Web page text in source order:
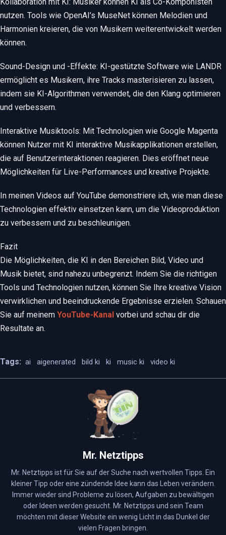
nutzen. Tools wie OpenAI’s MuseNet können Melodien und
Harmonien kreieren, die von Musikern weiterentwickelt werden
können.
Sound-Design und -Effekte: KI-gestützte Software wie LANDR
ermöglicht es Musikern, ihre Tracks masterisieren zu lassen,
indem sie KI-Algorithmen verwendet, die den Klang optimieren
und verbessern.
Interaktive Musiktools: Mit Technologien wie Google Magenta
können Nutzer mit KI interaktive Musikapplikationen erstellen,
die auf Benutzerinteraktionen reagieren. Dies eröffnet neue
Möglichkeiten für Live-Performances und kreative Projekte.
In meinen Videos auf YouTube demonstriere ich, wie man diese
Technologien effektiv einsetzen kann, um die Videoproduktion
zu verbessern und zu beschleunigen.
Fazit
Die Möglichkeiten, die KI in den Bereichen Bild, Video und
Musik bietet, sind nahezu unbegrenzt. Indem Sie die richtigen
Tools und Technologien nutzen, können Sie Ihre kreative Vision
verwirklichen und beeindruckende Ergebnisse erzielen. Schauen
Sie auf meinem YouTube-Kanal vorbei und schau dir die
Resultate an.
Tags: ai aigenerated bild ki ki music ki video ki
Mr. Netztipps
Mr. Netztipps ist für Sie auf der Suche nach wertvollen Tipps. Ein
kleiner Tipp oder eine zündende Idee kann das Leben verändern.
Immer wieder sind Probleme zu lösen, Aufgaben zu bewältigen
oder Ideen werden gesucht. Mr. Netztipps und sein Team
möchten mit dieser Website ein wenig Licht in das Dunkel der
vielen Fragen bringen.